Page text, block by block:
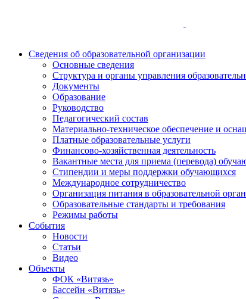
Сведения об образовательной организации
Основные сведения
Структура и органы управления
Документы
Образование
Руководство
Педагогический состав
Материально-техническое обеспечение и
Платные образовательные услуги
Финансово-хозяйственная деятельность
Вакантные места для приема (перевода)
Стипендии и меры поддержки обучающихся
Международное сотрудничество
Организация питания в образовательной
Образовательные стандарты и требования
Режимы работы
События
Новости
Статьи
Видео
Объекты
ФОК «Витязь»
Бассейн «Витязь»